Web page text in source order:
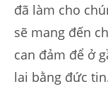
đã làm cho
sẽ mang đến
can đảm để ở
lai bằng đức